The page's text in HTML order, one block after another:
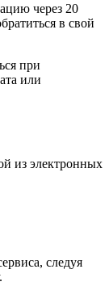
через 20
в свой
при
или
из электронных
следуя